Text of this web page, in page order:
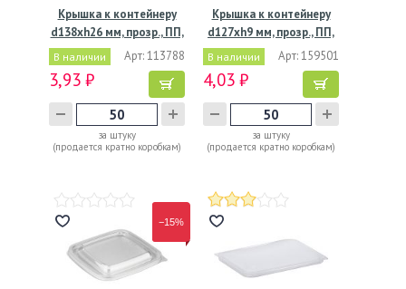
Крышка к контейнеру
d138хh26 мм, прозр., ПП,
В наличии Арт: 113788
3,93 ₽
за штуку
(продается кратно коробкам)
Крышка к контейнеру
d127хh9 мм, прозр., ПП,
В наличии Арт: 159501
4,03 ₽
за штуку
(продается кратно коробкам)
−15%